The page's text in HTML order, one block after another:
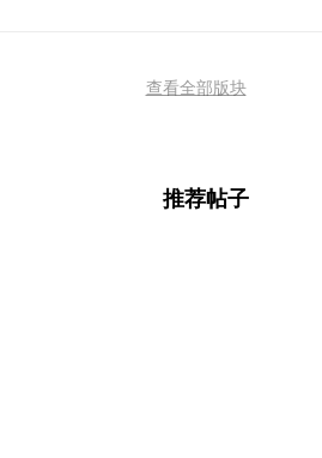
查看全部版块
推荐帖子